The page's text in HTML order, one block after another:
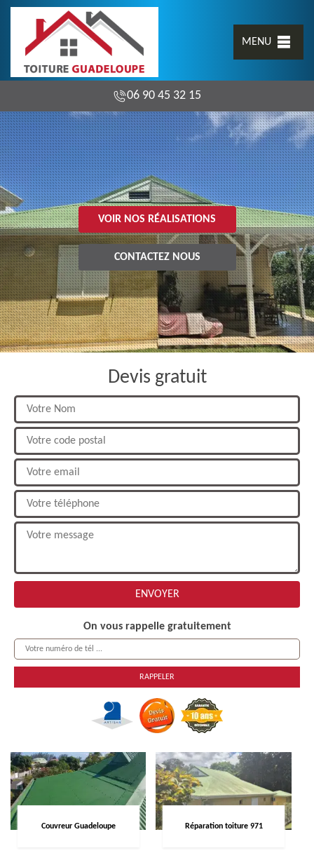
MENU
06 90 45 32 15
VOIR NOS RÉALISATIONS
CONTACTEZ NOUS
Devis gratuit
On vous rappelle gratuitement
Couvreur Guadeloupe Réparation toiture 971